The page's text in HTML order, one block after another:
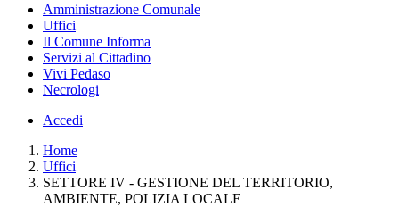
Amministrazione Comunale
Uffici
Il Comune Informa
Servizi al Cittadino
Vivi Pedaso
Necrologi
Accedi
Home
Uffici
SETTORE IV - GESTIONE DEL TERRITORIO,
AMBIENTE, POLIZIA LOCALE